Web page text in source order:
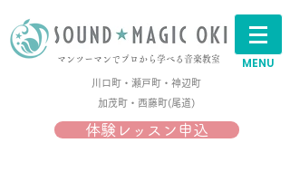
マンツーマンでプロから学べる音楽教室 MENU
川口町・瀬戸町・神辺町
加茂町・西藤町(尾道)​
体験レッスン申込